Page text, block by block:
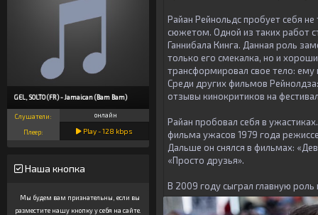
HUGEL, SOLTO (FR) - Jamaican (Bam Bam)
Слушатели: онлайн
Плеер: Play -128 kbps
Наша кнопка
Мы будем вам признательны, если вы
разместите нашу кнопку у себя на сайте.
Райан Рейнольдс пробует себя
сюжетом. Одной из таких работ
Ганнибала Кинга. Данная роль
только его смекалка, но и
трансформировал свое тело:
Среди других фильмов
отзывы кинокритиков на
Райан пробовал себя в
фильма ужасов 1979 года
Дальше он снялся в фильмах:
«Просто друзья».
В 2009 году сыграл главную